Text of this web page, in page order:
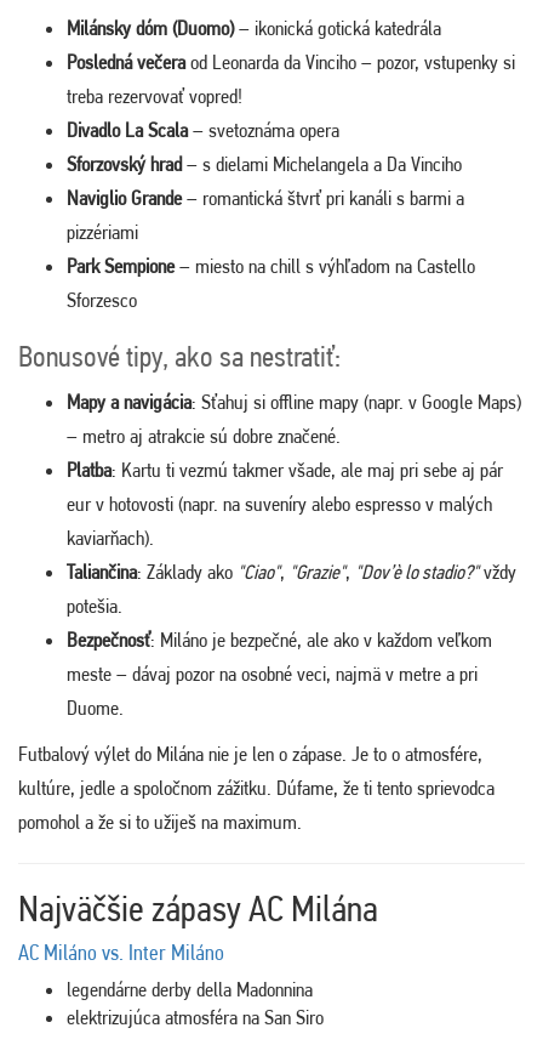
Milánsky dóm (Duomo)– ikonická gotická katedrála
Posledná večeraod Leonarda da Vinciho – pozor, vstupenky si
treba rezervovať vopred!
Divadlo La Scala– svetoznáma opera
Sforzovský hrad– s dielami Michelangela a Da Vinciho
Naviglio Grande– romantická štvrť pri kanáli s barmi a
pizzériami
Park Sempione– miesto na chill s výhľadom na Castello
Sforzesco
Bonusové tipy, ako sa nestratiť:
Mapy a navigácia: Sťahuj si offline mapy (napr. v Google Maps)
– metro aj atrakcie sú dobre značené.
Platba: Kartu ti vezmú takmer všade, ale maj pri sebe aj pár
eur v hotovosti (napr. na suveníry alebo espresso v malých
kaviarňach).
Taliančina: Základy ako "Ciao", "Grazie", "Dov’è lo stadio?"vždy
potešia.
Bezpečnosť: Miláno je bezpečné, ale ako v každom veľkom
meste – dávaj pozor na osobné veci, najmä v metre a pri
Duome.
Futbalový výlet do Milána nie je len o zápase. Je to o atmosfére,
kultúre, jedle a spoločnom zážitku. Dúfame, že ti tento sprievodca
pomohol a že si to užiješ na maximum.
Najväčšie zápasy AC Milána
AC Miláno vs. Inter Miláno
legendárne derby della Madonnina
elektrizujúca atmosféra na San Siro